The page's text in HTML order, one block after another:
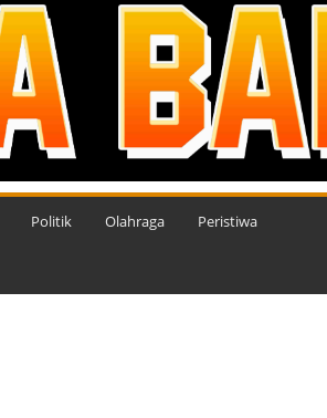
Politik Olahraga Peristiwa